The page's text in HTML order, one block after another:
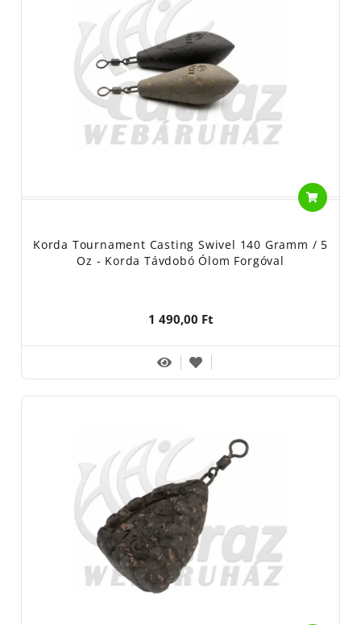
Korda Tournament Casting Swivel 140 Gramm / 5
Oz - Korda Távdobó Ólom Forgóval
1 490,00 Ft